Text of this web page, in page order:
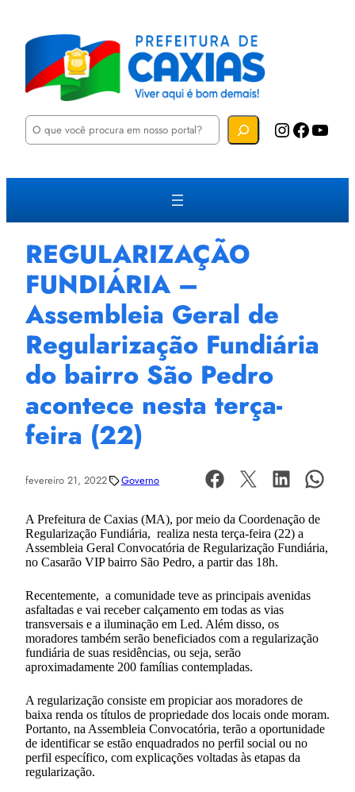
P
u
a
Instagram Facebook YouTube
REGULARIZAÇÃO
FUNDIÁRIA –
Assembleia Geral de
Regularização Fundiária
do bairro São Pedro
acontece nesta terça-
feira (22)
fevereiro 21, 2022 Governo
A Prefeitura de Caxias (MA), por meio da Coordenação de
Regularização Fundiária, realiza nesta terça-feira (22) a
Assembleia Geral Convocatória de Regularização Fundiária,
no Casarão VIP bairro São Pedro, a partir das 18h.
Recentemente, a comunidade teve as principais avenidas
asfaltadas e vai receber calçamento em todas as vias
transversais e a iluminação em Led. Além disso, os
moradores também serão beneficiados com a regularização
fundiária de suas residências, ou seja, serão
aproximadamente 200 famílias contempladas.
A regularização consiste em propiciar aos moradores de
baixa renda os títulos de propriedade dos locais onde moram.
Portanto, na Assembleia Convocatória, terão a oportunidade
de identificar se estão enquadrados no perfil social ou no
perfil específico, com explicações voltadas às etapas da
regularização.